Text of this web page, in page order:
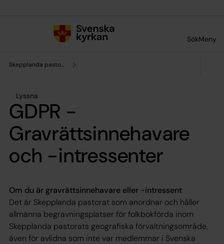
SökMeny
Skepplanda pastorat
Lyssna
GDPR -
Gravrättsinnehavare
och -intressenter
Om du är gravrättsinnehavare eller -intressent
Det är Skepplanda pastorat som anordnar och håller
allmänna begravningsplatser för folkbokförda inom
Skepplanda pastorats geografiska förvaltningsområde,
även för avlidna som inte var medlemmar i Svenska